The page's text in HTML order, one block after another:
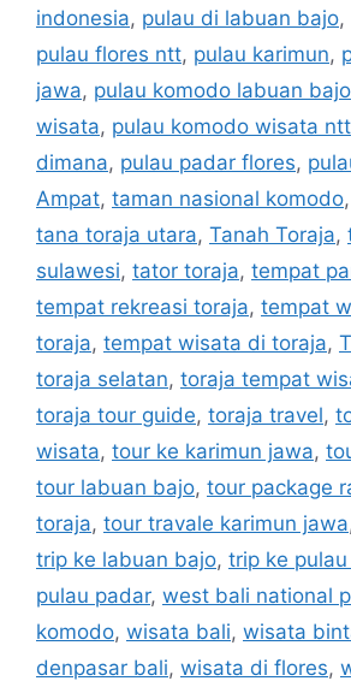
indonesia, pulau di labuan bajo,
pulau flores ntt, pulau karimun,
jawa, pulau komodo labuan bajo
wisata, pulau komodo wisata ntt
dimana, pulau padar flores,
Ampat, taman nasional komodo,
tana toraja utara, Tanah Toraja,
sulawesi, tator toraja, tempat
tempat rekreasi toraja, tempat
toraja, tempat wisata di toraja,
toraja selatan, toraja tempat
toraja tour guide, toraja travel,
wisata, tour ke karimun jawa,
tour labuan bajo, tour package
toraja, tour travale karimun jawa
trip ke labuan bajo, trip ke
pulau padar, west bali national
komodo, wisata bali, wisata
denpasar bali, wisata di flores,